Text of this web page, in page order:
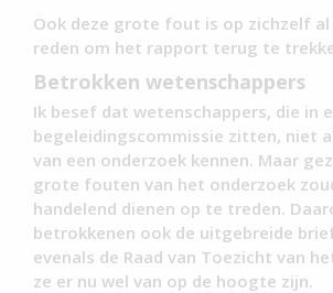
Ook deze grote fout is op zichzelf al
reden om het rapport terug te
Betrokken wetenschappers
Ik besef dat wetenschappers, die in
begeleidingscommissie zitten, niet
van een onderzoek kennen. Maar
grote fouten van het onderzoek
handelend dienen op te treden.
betrokkenen ook de uitgebreide
evenals de Raad van Toezicht van
ze er nu wel van op de hoogte zijn.